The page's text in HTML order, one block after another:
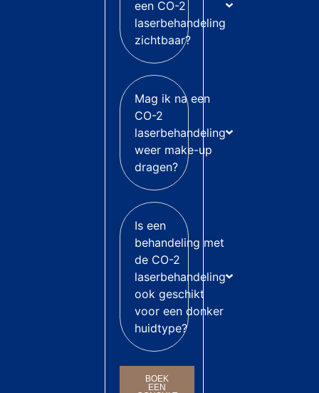
een CO-2
laserbehandeling
zichtbaar?
Mag ik na een
CO-2
laserbehandeling
weer make-up
dragen?
Is een
behandeling met
de CO-2
laserbehandeling
ook geschikt
voor een donker
huidtype?
BOEK
EEN